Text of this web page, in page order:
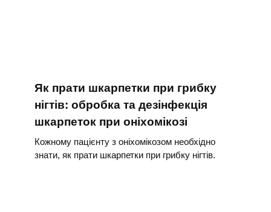
Як прати шкарпетки при грибку
нігтів: обробка та дезінфекція
шкарпеток при оніхомікозі
Кожному пацієнту з оніхомікозом необхідно
знати, як прати шкарпетки при грибку нігтів.